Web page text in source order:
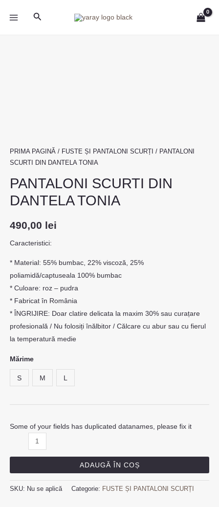
Search
PRIMA PAGINĂ / FUSTE ȘI PANTALONI SCURȚI / PANTALONI
SCURTI DIN DANTELA TONIA
PANTALONI SCURTI DIN
DANTELA TONIA
490,00 lei
Caracteristici:
* Material: 55% bumbac, 22% viscoză, 25%
poliamidă/captuseala 100% bumbac
* Culoare: roz – pudra
* Fabricat în România
* ÎNGRIJIRE: Doar clatire delicata la maxim 30% sau curațare
profesională / Nu folosiți înălbitor / Călcare cu abur sau cu fierul
la temperatură medie
Mărime
S M L
Some of your fields has duplicated datanames, please fix it
ADAUGĂ ÎN COȘ
SKU: Nu se aplică Categorie: FUSTE ȘI PANTALONI SCURȚI